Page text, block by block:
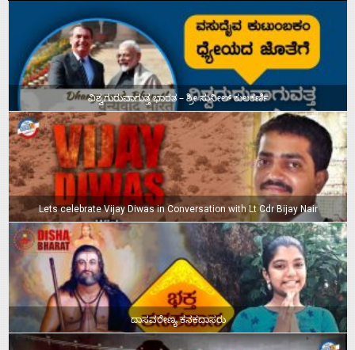
ವಿಶ್ವಗುರುವಾಗುತ್ತ ಭಾರತ – ಶ್ರೀ ಸುನೀಲ್‌ ಕುಲಕರ್ಣಿ
Lets celebrate Vijay Diwas in Conversation with Lt Cdr Bijay Nair
ದಾಸವರೇಣ್ಯ ಕನಕದಾಸರು